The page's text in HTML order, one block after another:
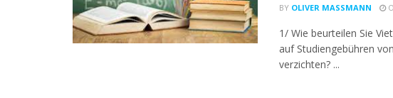
BY OLIVER MASSMANN
1/ Wie beurteilen Sie
auf Studiengebühren
verzichten? ...